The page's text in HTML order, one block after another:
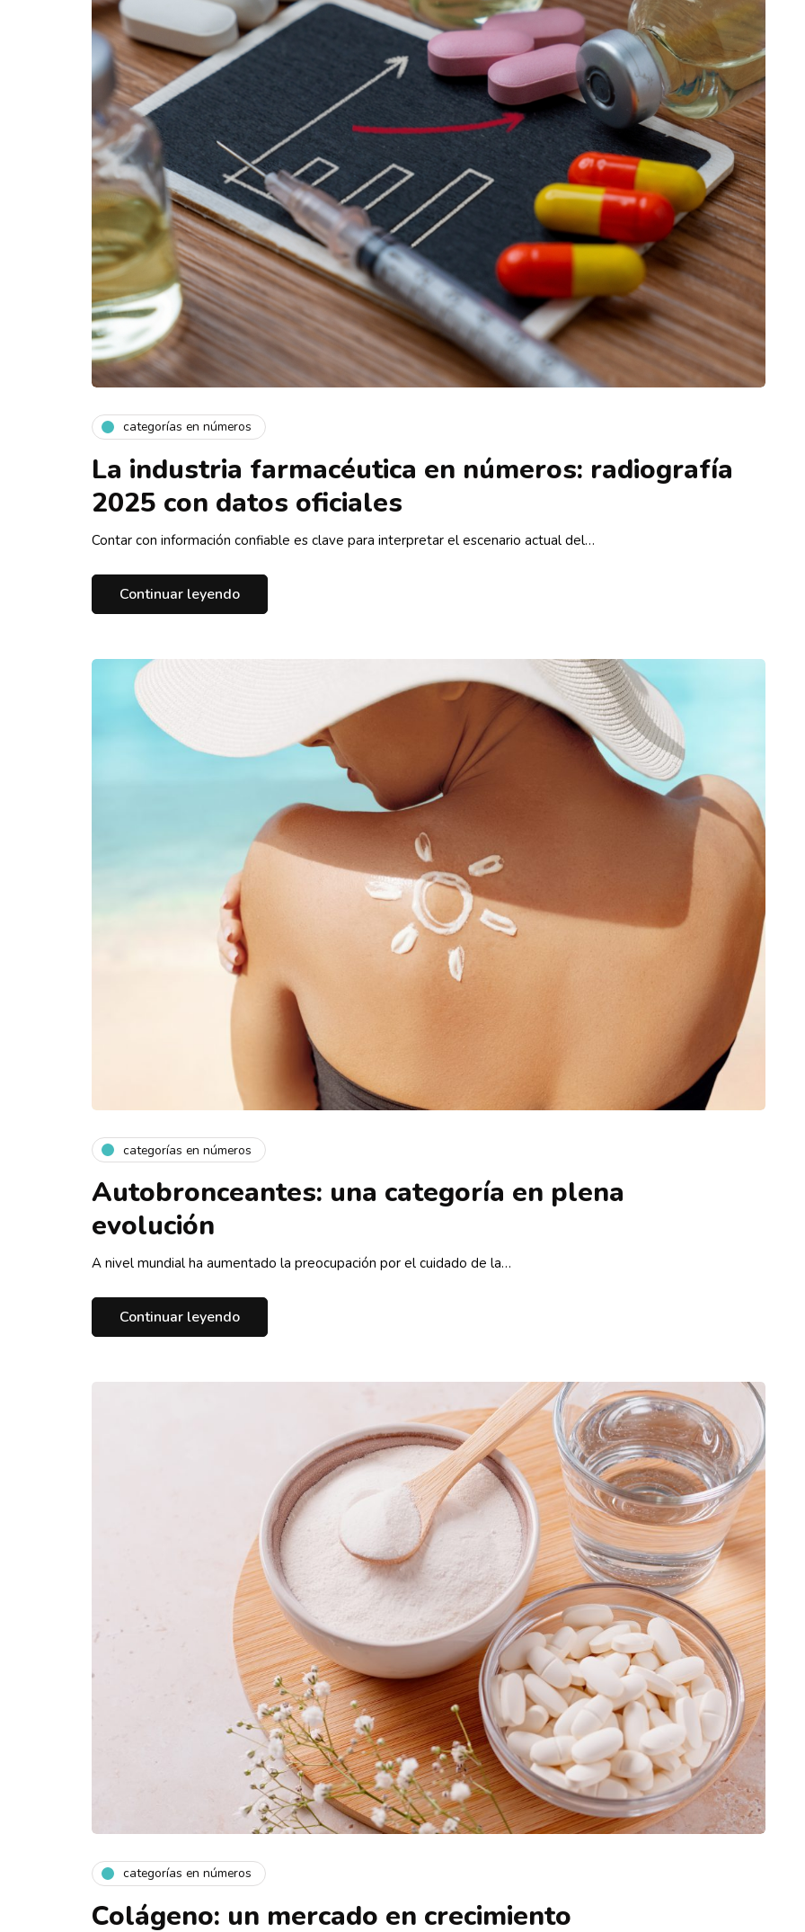
categorías en números
La industria farmacéutica en números: radiografía
2025 con datos oficiales
Contar con información confiable es clave para interpretar el escenario actual del…
Continuar leyendo
categorías en números
Autobronceantes: una categoría en plena
evolución
A nivel mundial ha aumentado la preocupación por el cuidado de la…
Continuar leyendo
categorías en números
Colágeno: un mercado en crecimiento